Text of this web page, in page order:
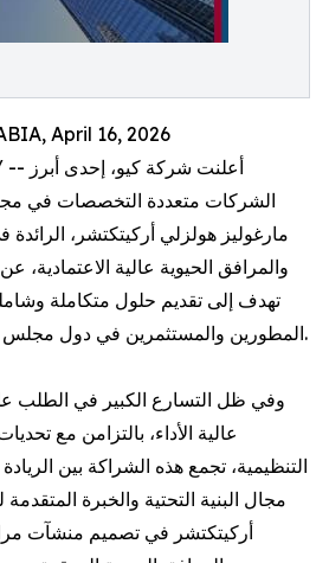
April 16, 2026
/ -- أعلنت شركة كيو،
الشركات متعددة التخصصات في
مارغوليز هولزلي أركيتكتشر،
والمرافق الحيوية عالية الاعتمادية،
تهدف إلى تقديم حلول متكاملة
المطورين والمستثمرين في دول مجلس التعاون الخليجي وأوروبا.
وفي ظل التسارع الكبير في الطلب على
عالية الأداء، بالتزامن مع
التنظيمية، تجمع هذه الشراكة بين
مجال البنية التحتية والخبرة
أركيتكتشر في تصميم منشآت